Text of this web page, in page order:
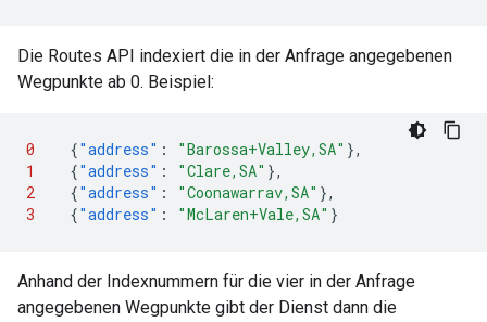
Die Routes API indexiert die in der Anfrage angegebenen
Wegpunkte ab 0. Beispiel:
0 {"address" : "Barossa+Valley,SA" },
1
{"address" : "Clare,SA" },
2
{"address" : "Coonawarrav,SA" },
3
{"address" : "McLaren+Vale,SA" }
Anhand der Indexnummern für die vier in der Anfrage
angegebenen Wegpunkte gibt der Dienst dann die